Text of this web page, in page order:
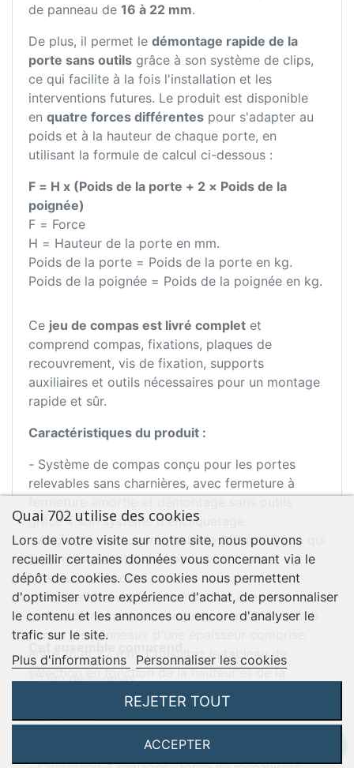
de panneau de 16 à 22 mm.
De plus, il permet le démontage rapide de la
porte sans outils grâce à son système de clips,
ce qui facilite à la fois l'installation et les
interventions futures. Le produit est disponible
en quatre forces différentes pour s'adapter au
poids et à la hauteur de chaque porte, en
utilisant la formule de calcul ci-dessous :
F = H x (Poids de la porte + 2 × Poids de la
poignée)
F = Force
H = Hauteur de la porte en mm.
Poids de la porte = Poids de la porte en kg.
Poids de la poignée = Poids de la poignée en kg.
Ce jeu de compas est livré complet et
comprend compas, fixations, plaques de
recouvrement, vis de fixation, supports
auxiliaires et outils nécessaires pour un montage
rapide et sûr.
Caractéristiques du produit :
- Système de compas conçu pour les portes
relevables sans charnières, avec fermeture à
grâce à son système d'encliquetage.
- Angle d'ouverture réglable de 85° à 100°, ce qui
facilite l'accessibilité et optimise l'espace
intérieur du module.
- Modèle Medium (M), compatible avec les
portes d'une hauteur comprise entre 250 et 800
mm et les panneaux d'une épaisseur comprise
entre 16 et 22 mm. Consultez le tableau de
sélection en fonction de la hauteur et de la
approprié. Ce modèle est conçu pour des forces
requises comprises entre 1100 et 2900, calculées
selon la formule correspondante.
- 1 jeu de compas
- 2 caches
Quai 702 utilise des cookies
Lors de votre visite sur notre site, nous pouvons
recueillir certaines données vous concernant via le
dépôt de cookies. Ces cookies nous permettent
d'optimiser votre expérience d'achat, de personnaliser
le contenu et les annonces ou encore d'analyser le
trafic sur le site.
Plus d'informations
Personnaliser les cookies
REJETER TOUT
ACCEPTER